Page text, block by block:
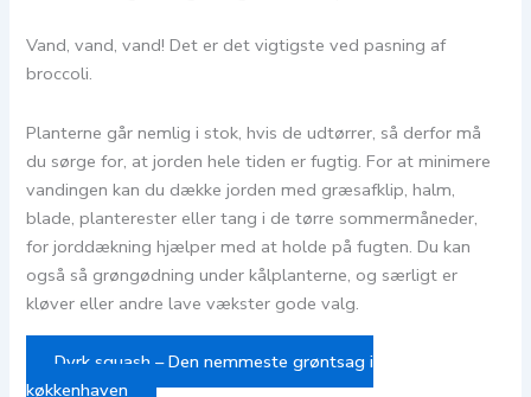
Vand, vand, vand! Det er det vigtigste ved pasning af
broccoli.
Planterne går nemlig i stok, hvis de udtørrer, så derfor må
du sørge for, at jorden hele tiden er fugtig. For at minimere
vandingen kan du dække jorden med græsafklip, halm,
blade, planterester eller tang i de tørre sommermåneder,
for jorddækning hjælper med at holde på fugten. Du kan
også så grøngødning under kålplanterne, og særligt er
kløver eller andre lave vækster gode valg.
Dyrk squash – Den nemmeste grøntsag i
køkkenhaven